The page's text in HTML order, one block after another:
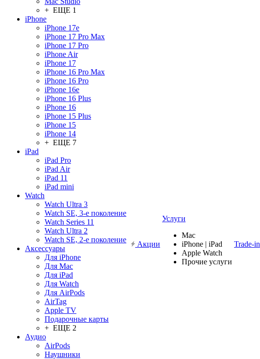
+ ЕЩЕ 1
iPhone
iPhone 17e
iPhone 17 Pro Max
iPhone 17 Pro
iPhone Air
iPhone 17
iPhone 16 Pro Max
iPhone 16 Pro
iPhone 16e
iPhone 16 Plus
iPhone 16
iPhone 15 Plus
iPhone 15
iPhone 14
+ ЕЩЕ 7
iPad
iPad Pro
iPad Air
iPad 11
iPad mini
Watch
Watch Ultra 3
Watch SE, 3-е поколение
Watch Series 11
Watch Ultra 2
Watch SE, 2-е поколение
Аксессуары
Для iPhone
Для Mac
Для iPad
Для Watch
Для AirPods
AirTag
Apple TV
Подарочные карты
+ ЕЩЕ 2
Аудио
AirPods
Наушники
Акции
Услуги
Mac
iPhone | iPad
Apple Watch
Прочие услуги
Trade-in